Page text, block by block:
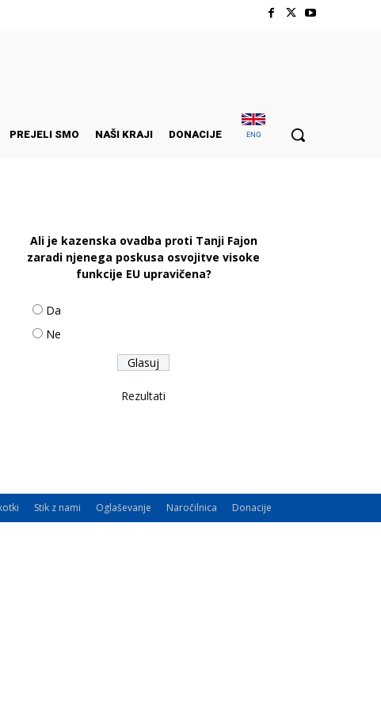
PREJELI SMO NAŠI KRAJI DONACIJE ENG
Ali je kazenska ovadba proti Tanji Fajon
zaradi njenega poskusa osvojitve visoke
funkcije EU upravičena?
Da
Ne
Rezultati
Stik z nami Oglaševanje Naročilnica Donacije